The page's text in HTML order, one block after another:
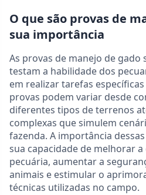
O que são provas de
sua importância
As provas de manejo de gado
testam a habilidade dos
em realizar tarefas específicas
provas podem variar desde
diferentes tipos de terrenos
complexas que simulem
fazenda. A importância
sua capacidade de melhorar
pecuária, aumentar a
animais e estimular o
técnicas utilizadas no campo.